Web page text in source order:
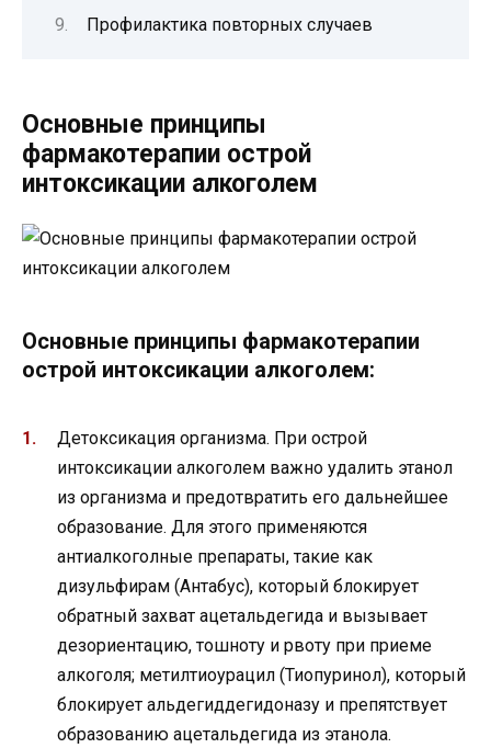
Профилактика повторных случаев
Основные принципы
фармакотерапии острой
интоксикации алкоголем
Основные принципы фармакотерапии
острой интоксикации алкоголем:
Детоксикация организма. При острой
интоксикации алкоголем важно удалить этанол
из организма и предотвратить его дальнейшее
образование. Для этого применяются
антиалкоголные препараты, такие как
дизульфирам (Антабус), который блокирует
обратный захват ацетальдегида и вызывает
дезориентацию, тошноту и рвоту при приеме
алкоголя; метилтиоурацил (Тиопуринол), который
блокирует альдегиддегидоназу и препятствует
образованию ацетальдегида из этанола.